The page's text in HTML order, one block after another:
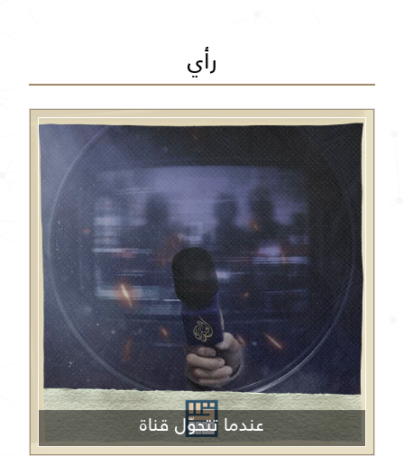
رأي
عندما تتحوّل قناة